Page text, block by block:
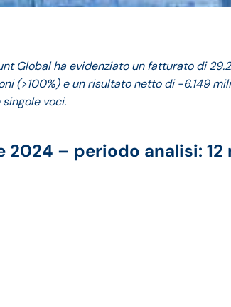
Global ha evidenziato un fatturato di
(>100%) e un risultato netto di -6.149
singole voci.
2024 – periodo analisi: 12